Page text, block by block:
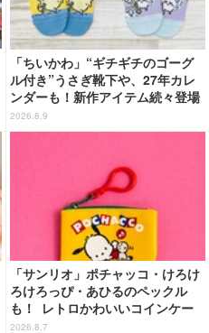
「ちいかわ」“ギチギチのゴーグ
ル付き”うさぎ靴下や、27年カレ
ンダーも！新作アイテム続々登場
2026.8.9
「サンリオ」ポチャッコ・けろけ
ろけろっぴ・あひるのペックル
も！ レトロかわいいコインケー
ス第2弾がカプセルトイに登場♪
2026.8.7